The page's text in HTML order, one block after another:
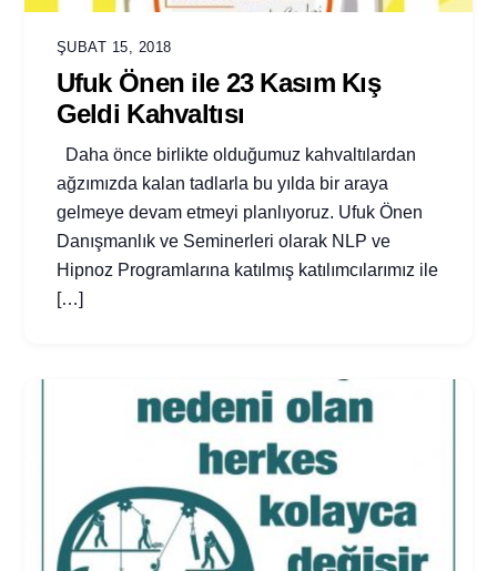
ŞUBAT 15, 2018
Ufuk Önen ile 23 Kasım Kış
Geldi Kahvaltısı
Daha önce birlikte olduğumuz kahvaltılardan
ağzımızda kalan tadlarla bu yılda bir araya
gelmeye devam etmeyi planlıyoruz. Ufuk Önen
Danışmanlık ve Seminerleri olarak NLP ve
Hipnoz Programlarına katılmış katılımcılarımız ile
[…]